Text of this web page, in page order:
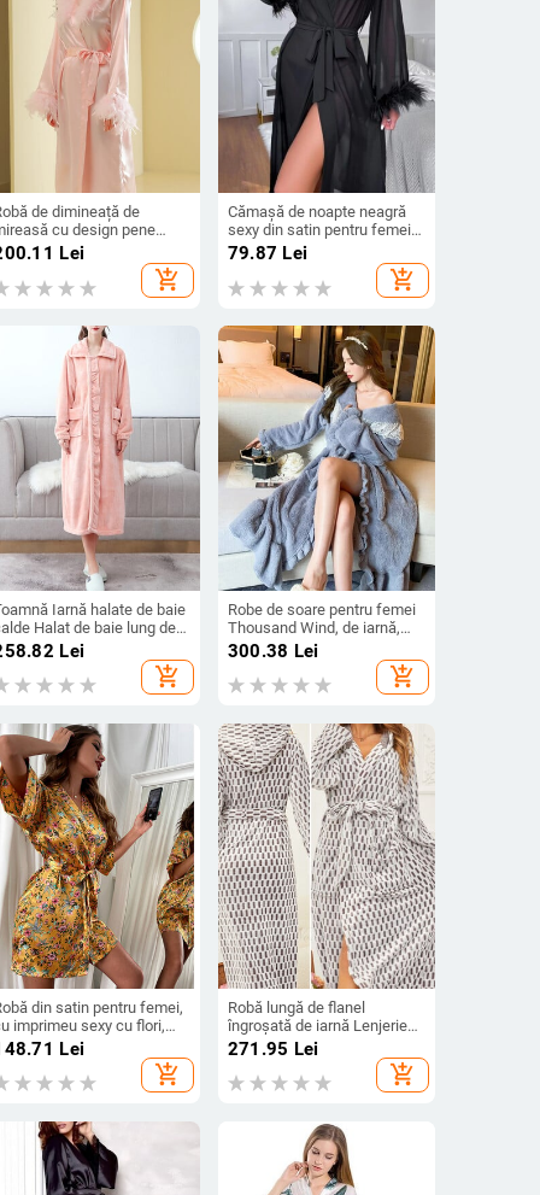
de dimineață de
cu design pene
de noapte lungă de
mijloc pentru machiaj de
Grup de domnișoare
de onoare kimono halate de
Lei
add_shopping_cart
Cămașă de noapte neagră
sexy din satin pentru femei
de vară, cu pene de mătase,
cu mânecă lungă, evazată,
rochie de dimineață de
79.87 Lei
add_shopping_cart
Iarnă halate de baie
Halat de baie lung de
Îmbrăcăminte pentru
acasă Rochie pentru femei
lână Coral Cămașă de
Lei
add_shopping_cart
Robe de soare pentru femei
Thousand Wind, de iarnă,
căptușită cu polar, halat de
baie sexy de lux Extra-lung
de catifea coral
300.38 Lei
add_shopping_cart
din satin pentru femei,
imprimeu sexy cu flori,
de baie, rochie de
mătase artificială, cămașă
noapte cu jumătate de
mânecă, lenjerie intimă de
Lei
add_shopping_cart
Robă lungă de flanel
îngroșată de iarnă Lenjerie
de dormit Kimono pentru
femeie cu glugă Halat de
baie Rochie largi din lână
271.95 Lei
add_shopping_cart